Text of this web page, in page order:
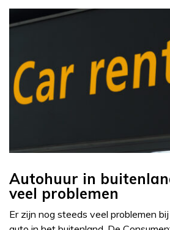
Autohuur in
veel problemen
Er zijn nog steeds veel problemen